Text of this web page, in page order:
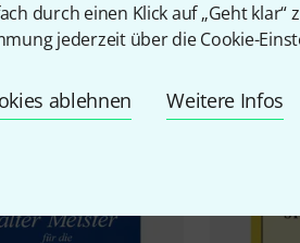
durch einen Klick auf „Geht klar“
jederzeit über die Cookie-
ablehnen Weitere Infos
vergleichen